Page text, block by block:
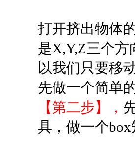
打开挤出物体
是X,Y,Z三个
以我们只要移
先做一个简单
【第二步】，
具，做一个box